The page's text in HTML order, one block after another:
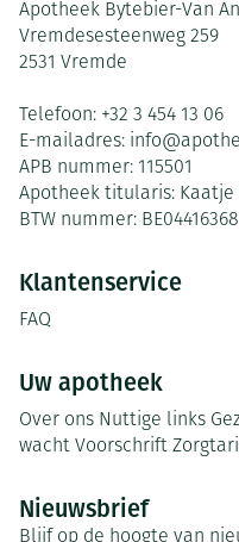
Apotheek Bytebier-Van
Vremdesesteenweg 259
2531 Vremde
Telefoon: +32 3 454 13 06
E-mailadres: info@
APB nummer: 115501
Apotheek titularis:
BTW nummer:
Klantenservice
FAQ
Uw apotheek
Over ons Nuttige links
wacht Voorschrift
Nieuwsbrief
Blijf op de hoogte van